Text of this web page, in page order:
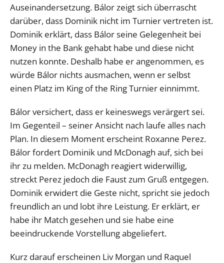
Auseinandersetzung. Bálor zeigt sich überrascht
darüber, dass Dominik nicht im Turnier vertreten ist.
Dominik erklärt, dass Bálor seine Gelegenheit bei
Money in the Bank gehabt habe und diese nicht
nutzen konnte. Deshalb habe er angenommen, es
würde Bálor nichts ausmachen, wenn er selbst
einen Platz im King of the Ring Turnier einnimmt.
Bálor versichert, dass er keineswegs verärgert sei.
Im Gegenteil – seiner Ansicht nach laufe alles nach
Plan. In diesem Moment erscheint Roxanne Perez.
Bálor fordert Dominik und McDonagh auf, sich bei
ihr zu melden. McDonagh reagiert widerwillig,
streckt Perez jedoch die Faust zum Gruß entgegen.
Dominik erwidert die Geste nicht, spricht sie jedoch
freundlich an und lobt ihre Leistung. Er erklärt, er
habe ihr Match gesehen und sie habe eine
beeindruckende Vorstellung abgeliefert.
Kurz darauf erscheinen Liv Morgan und Raquel